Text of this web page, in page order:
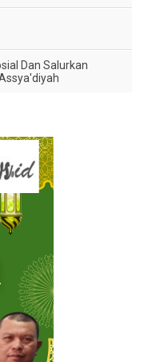
Dan Salurkan